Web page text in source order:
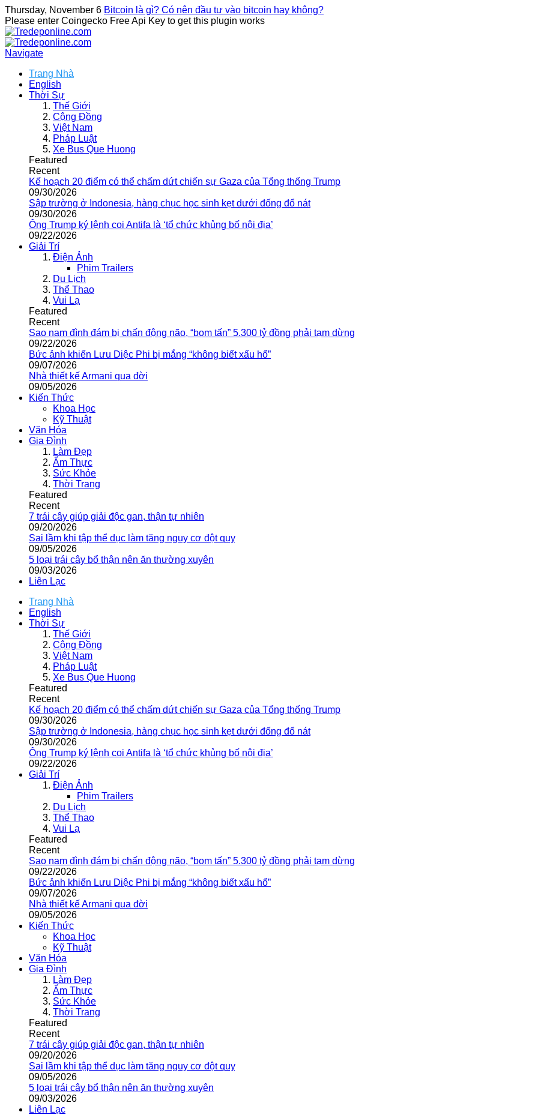
Thursday, November 6 Bitcoin là gì? Có nên đầu tư vào bitcoin hay không?
Please enter Coingecko Free Api Key to get this plugin works
Navigate
Trang Nhà
English
Thời Sự
Thế Giới
Cộng Đồng
Việt Nam
Pháp Luật
Xe Bus Que Huong
Featured
Recent
Kế hoạch 20 điểm có thể chấm dứt chiến sự Gaza của Tổng thống Trump
09/30/2026
Sập trường ở Indonesia, hàng chục học sinh kẹt dưới đống đổ nát
09/30/2026
Ông Trump ký lệnh coi Antifa là ‘tổ chức khủng bố nội địa’
09/22/2026
Giải Trí
Điện Ảnh
Phim Trailers
Du Lịch
Thể Thao
Vui Lạ
Featured
Recent
Sao nam đình đám bị chấn động não, “bom tấn” 5.300 tỷ đồng phải tạm dừng
09/22/2026
Bức ảnh khiến Lưu Diệc Phi bị mắng “không biết xấu hổ”
09/07/2026
Nhà thiết kế Armani qua đời
09/05/2026
Kiến Thức
Khoa Học
Kỹ Thuật
Văn Hóa
Gia Đình
Làm Đẹp
Ẩm Thực
Sức Khỏe
Thời Trang
Featured
Recent
7 trái cây giúp giải độc gan, thận tự nhiên
09/20/2026
Sai lầm khi tập thể dục làm tăng nguy cơ đột quỵ
09/05/2026
5 loại trái cây bổ thận nên ăn thường xuyên
09/03/2026
Liên Lạc
Trang Nhà
English
Thời Sự
Thế Giới
Cộng Đồng
Việt Nam
Pháp Luật
Xe Bus Que Huong
Featured
Recent
Kế hoạch 20 điểm có thể chấm dứt chiến sự Gaza của Tổng thống Trump
09/30/2026
Sập trường ở Indonesia, hàng chục học sinh kẹt dưới đống đổ nát
09/30/2026
Ông Trump ký lệnh coi Antifa là ‘tổ chức khủng bố nội địa’
09/22/2026
Giải Trí
Điện Ảnh
Phim Trailers
Du Lịch
Thể Thao
Vui Lạ
Featured
Recent
Sao nam đình đám bị chấn động não, “bom tấn” 5.300 tỷ đồng phải tạm dừng
09/22/2026
Bức ảnh khiến Lưu Diệc Phi bị mắng “không biết xấu hổ”
09/07/2026
Nhà thiết kế Armani qua đời
09/05/2026
Kiến Thức
Khoa Học
Kỹ Thuật
Văn Hóa
Gia Đình
Làm Đẹp
Ẩm Thực
Sức Khỏe
Thời Trang
Featured
Recent
7 trái cây giúp giải độc gan, thận tự nhiên
09/20/2026
Sai lầm khi tập thể dục làm tăng nguy cơ đột quỵ
09/05/2026
5 loại trái cây bổ thận nên ăn thường xuyên
09/03/2026
Liên Lạc